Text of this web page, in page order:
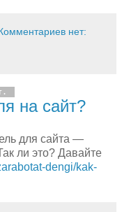
нет:
на сайт?
для сайта —
ли это? Давайте
dengi/kak-